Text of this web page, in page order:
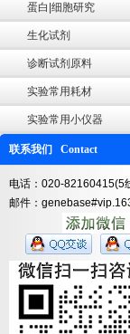
蛋白|细胞研究
生化试剂
诊断试剂原料
实验常用耗材
实验常用小仪器
联系我们 Contact
电话：020-82160415(5
邮件：